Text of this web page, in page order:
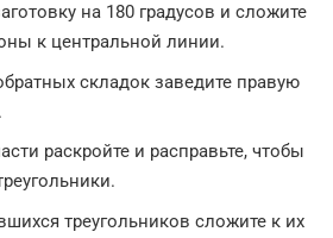
на 180 градусов и сложите
к центральной линии.
складок заведите правую
раскройте и расправьте, чтобы
треугольников сложите к их